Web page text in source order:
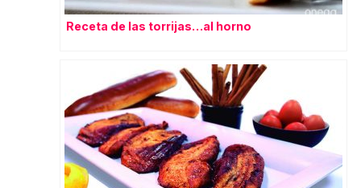
Receta de las torrijas…al horno